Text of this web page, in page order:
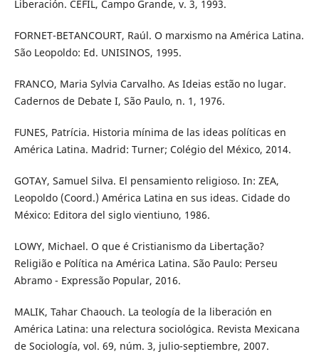
Liberación. CEFIL, Campo Grande, v. 3, 1993.
FORNET-BETANCOURT, Raúl. O marxismo na América Latina.
São Leopoldo: Ed. UNISINOS, 1995.
FRANCO, Maria Sylvia Carvalho. As Ideias estão no lugar.
Cadernos de Debate I, São Paulo, n. 1, 1976.
FUNES, Patrícia. Historia mínima de las ideas políticas en
América Latina. Madrid: Turner; Colégio del México, 2014.
GOTAY, Samuel Silva. El pensamiento religioso. In: ZEA,
Leopoldo (Coord.) América Latina en sus ideas. Cidade do
México: Editora del siglo vientiuno, 1986.
LOWY, Michael. O que é Cristianismo da Libertação?
Religião e Política na América Latina. São Paulo: Perseu
Abramo - Expressão Popular, 2016.
MALIK, Tahar Chaouch. La teología de la liberación en
América Latina: una relectura sociológica. Revista Mexicana
de Sociología, vol. 69, núm. 3, julio-septiembre, 2007.